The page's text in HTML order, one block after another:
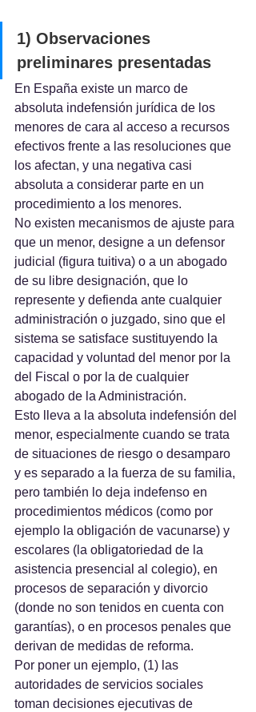
1) Observaciones
preliminares presentadas
En España existe un marco de
absoluta indefensión jurídica de los
menores de cara al acceso a recursos
efectivos frente a las resoluciones que
los afectan, y una negativa casi
absoluta a considerar parte en un
procedimiento a los menores.
No existen mecanismos de ajuste para
que un menor, designe a un defensor
judicial (figura tuitiva) o a un abogado
de su libre designación, que lo
represente y defienda ante cualquier
administración o juzgado, sino que el
sistema se satisface sustituyendo la
capacidad y voluntad del menor por la
del Fiscal o por la de cualquier
abogado de la Administración.
Esto lleva a la absoluta indefensión del
menor, especialmente cuando se trata
de situaciones de riesgo o desamparo
y es separado a la fuerza de su familia,
pero también lo deja indefenso en
procedimientos médicos (como por
ejemplo la obligación de vacunarse) y
escolares (la obligatoriedad de la
asistencia presencial al colegio), en
procesos de separación y divorcio
(donde no son tenidos en cuenta con
garantías), o en procesos penales que
derivan de medidas de reforma.
Por poner un ejemplo, (1) las
autoridades de servicios sociales
toman decisiones ejecutivas de